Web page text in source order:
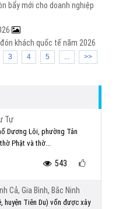
bẩy mới cho doanh nghiệp
khách quốc tế năm 2026
3 4 5 ... >>
Tự
Dương Lôi, phường Tân
Phật và thờ...
543
Cả, Gia Bình, Bắc Ninh
huyện Tiên Du) vốn được xây